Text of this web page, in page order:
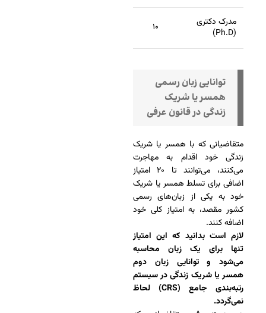
مدرک دکتری
(Ph.D)
۱۰
توانایی زبان رسمی
همسر یا شریک
زندگی در قانون عرفی
متقاضیانی که با همسر یا شریک
زندگی خود اقدام به مهاجرت
می‌کنند، می‌توانند تا ۲۰ امتیاز
اضافی برای تسلط همسر یا شریک
خود به یکی از زبان‌های رسمی
کشور مقصد، به امتیاز کلی خود
اضافه کنند.
لازم است بدانید که این امتیاز
تنها برای یک زبان محاسبه
می‌شود و توانایی زبان دوم
همسر یا شریک زندگی در سیستم
رتبه‌بندی جامع (CRS) لحاظ
نمی‌گردد.